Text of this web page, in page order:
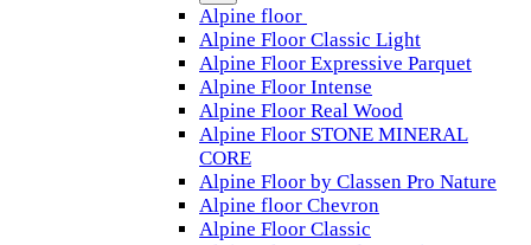
Alpine floor
Alpine Floor Classic Light
Alpine Floor Expressive Parquet
Alpine Floor Intense
Alpine Floor Real Wood
Alpine Floor STONE MINERAL
CORE
Alpine Floor by Classen Pro Nature
Alpine floor Chevron
Alpine Floor Classic